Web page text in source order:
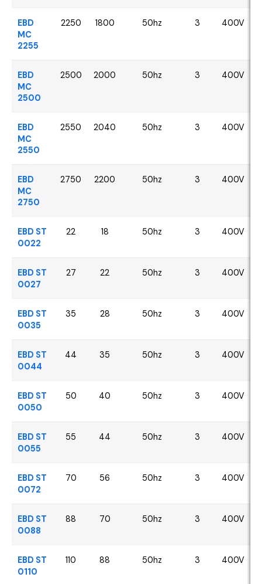
EBD
MC
2255
2250 1800 50hz 3 400V
EBD
MC
2500
2500 2000 50hz 3 400V
EBD
MC
2550
2550 2040 50hz 3 400V
EBD
MC
2750
2750 2200 50hz 3 400V
EBD ST
0022
22 18 50hz 3 400V
EBD ST
0027
27 22 50hz 3 400V
EBD ST
0035
35 28 50hz 3 400V
EBD ST
0044
44 35 50hz 3 400V
EBD ST
0050
50 40 50hz 3 400V
EBD ST
0055
55 44 50hz 3 400V
EBD ST
0072
70 56 50hz 3 400V
EBD ST
0088
88 70 50hz 3 400V
EBD ST
0110
110 88 50hz 3 400V